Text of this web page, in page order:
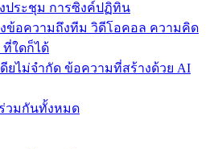
งประชุม การซิงค์ปฏิทิน
ข้อความถึงทีม วิดีโอคอล ความคิด
ที่ใดก็ได้
ดียไม่จำกัด ข้อความที่สร้างด้วย AI
วมกันทั้งหมด